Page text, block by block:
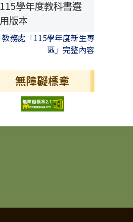
115學年度教科書選
用版本
教務處「115學年度新生專
區」完整內容
無障礙標章